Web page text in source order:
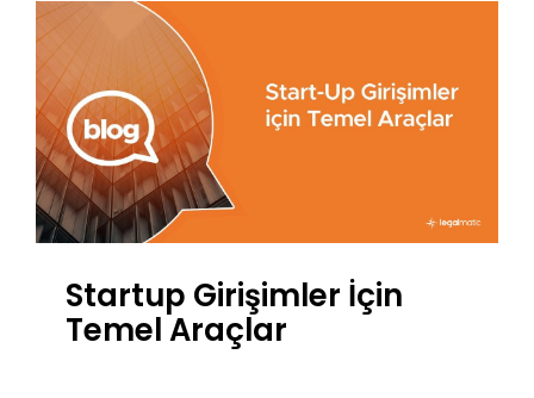
Startup Girişimler İçin
Temel Araçlar